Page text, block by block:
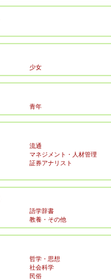
少女
青年
流通
マネジメント・人材管理
証券アナリスト
語学辞書
教養・その他
哲学・思想
社会科学
民俗